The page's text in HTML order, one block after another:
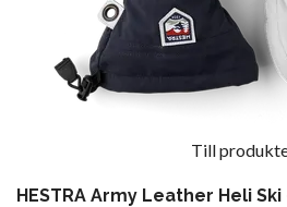
Till
HESTRA Army Leather Heli